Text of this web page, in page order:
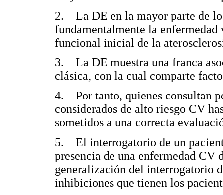
2. La DE en la mayor parte de
fundamentalmente la
funcional inicial de la
3. La DE muestra una franca
clásica, con la cual comparte
4. Por tanto, quienes consultan
considerados de alto riesgo CV
sometidos a una correcta
5. El interrogatorio de un
presencia de una enfermedad
generalización del interrogatorio
inhibiciones que tienen los